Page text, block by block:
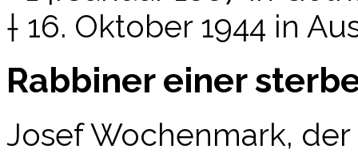
† 16. Okto­ber 1944 in
Rabbiner einer
Josef Wochen­mark,